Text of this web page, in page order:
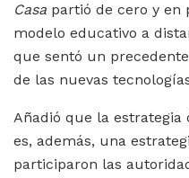
Casa partió de cero y en
modelo educativo a
que sentó un
de las nuevas
Añadió que la estrategia
es, además, una
participaron las